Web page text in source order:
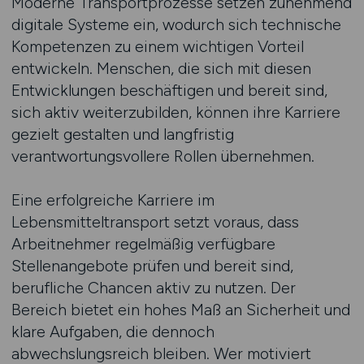
digitale Systeme ein, wodurch sich technische
Kompetenzen zu einem wichtigen Vorteil
entwickeln. Menschen, die sich mit diesen
Entwicklungen beschäftigen und bereit sind,
sich aktiv weiterzubilden, können ihre Karriere
gezielt gestalten und langfristig
verantwortungsvollere Rollen übernehmen.
Eine erfolgreiche Karriere im
Lebensmitteltransport setzt voraus, dass
Arbeitnehmer regelmäßig verfügbare
Stellenangebote prüfen und bereit sind,
berufliche Chancen aktiv zu nutzen. Der
Bereich bietet ein hohes Maß an Sicherheit und
klare Aufgaben, die dennoch
abwechslungsreich bleiben. Wer motiviert